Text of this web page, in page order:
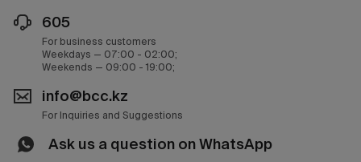
605
For business customers
Weekdays — 07:00 - 02:00;
Weekends — 09:00 - 19:00;
info@bcc.kz
For Inquiries and Suggestions
Ask us a question on WhatsApp